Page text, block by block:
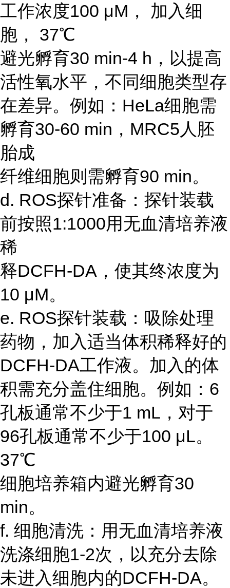
工作浓度100 μM， 加入细
胞， 37℃
避光孵育30 min-4 h，以提高
活性氧水平，不同细胞类型存
在差异。例如：HeLa细胞需
孵育30-60 min，MRC5人胚
胎成
纤维细胞则需孵育90 min。
d. ROS探针准备：探针装载
前按照1:1000用无血清培养液
稀
释DCFH-DA，使其终浓度为
10 μM。
e. ROS探针装载：吸除处理
药物，加入适当体积稀释好的
DCFH-DA工作液。加入的体
积需充分盖住细胞。例如：6
孔板通常不少于1 mL，对于
96孔板通常不少于100 μL。
37℃
细胞培养箱内避光孵育30
min。
f. 细胞清洗：用无血清培养液
洗涤细胞1-2次，以充分去除
未进入细胞内的DCFH-DA。